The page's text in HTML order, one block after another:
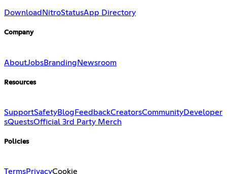
Download NitroStatusApp Directory
Company
AboutJobsBrandingNewsroom
Resources
SupportSafetyBlog FeedbackCreatorsCommunityDeveloper
sQuestsOfficial 3rd Party Merch
Policies
TermsPrivacyCookie